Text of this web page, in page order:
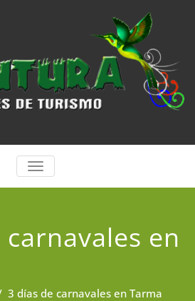
ALTERNAR
LA
NAVEGACIÓN
en
3 días de carnavales en Tarma